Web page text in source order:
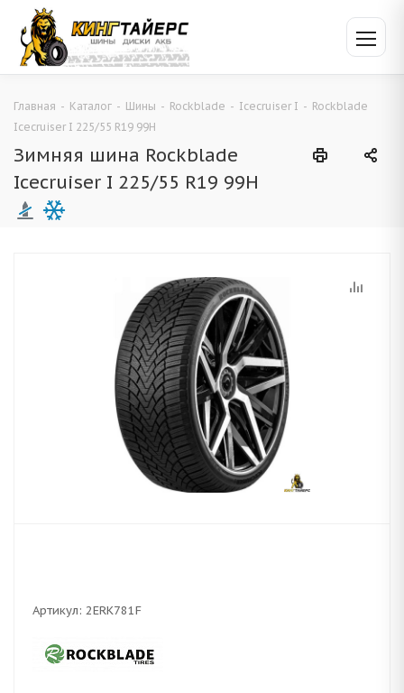
Главная - Каталог - Шины - Rockblade - Icecruiser I - Rockblade
Icecruiser I 225/55 R19 99H
Зимняя шина Rockblade
Icecruiser I 225/55 R19 99H
Артикул: 2ERK781F